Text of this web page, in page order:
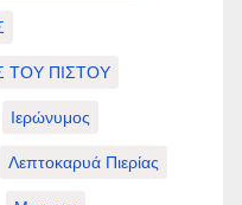
ΤΟΥ ΠΙΣΤΟΥ
Ιερώνυμος
Λεπτοκαρυά Πιερίας